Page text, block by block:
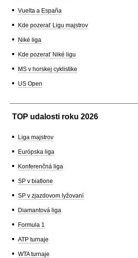
Vuelta a España
Kde pozerať Ligu majstrov
Niké liga
Kde pozerať Niké ligu
MS v horskej cyklistike
US Open
TOP udalosti roku 2026
Liga majstrov
Európska liga
Konferenčná liga
SP v biatlone
SP v zjazdovom lyžovaní
Diamantová liga
Formula 1
ATP turnaje
WTA turnaje